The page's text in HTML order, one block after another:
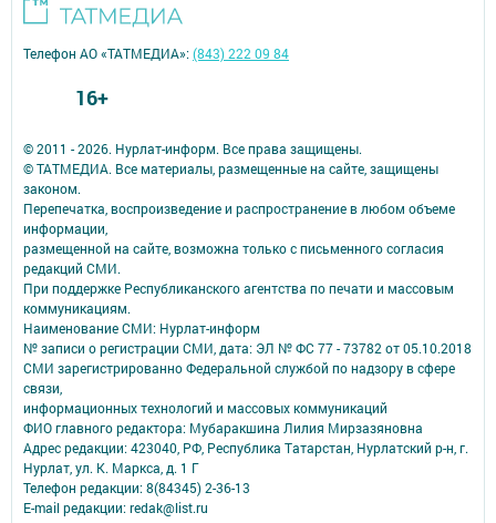
© 2011 - 2026. Нурлат-⁠информ. Все права защищены.
© ТАТМЕДИА. Все материалы, размещенные на сайте, защищены
законом.
Перепечатка, воспроизведение и распространение в любом объеме
информации,
размещенной на сайте, возможна только с письменного согласия
редакций СМИ.
При поддержке Республиканского агентства по печати и массовым
коммуникациям.
Наименование СМИ: Нурлат-⁠информ
№ записи о регистрации СМИ, дата: ЭЛ № ФС 77 -⁠ 73782 от 05.10.2018
СМИ зарегистрированно Федеральной службой по надзору в сфере
связи,
информационных технологий и массовых коммуникаций
ФИО главного редактора: Мубаракшина Лилия Мирзазяновна
Адрес редакции: 423040, РФ, Республика Татарстан, Нурлатский р-н, г.
Нурлат, ул. К. Маркса, д. 1 Г
Телефон редакции: 8(84345) 2-36-13
E-mail редакции: redak@list.ru
Телефон АО «ТАТМЕДИА»:(843) 222 09 84
16+